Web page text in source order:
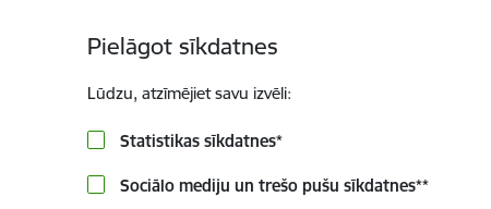
Pielāgot sīkdatnes
Lūdzu, atzīmējiet savu izvēli:
Statistikas sīkdatnes*
Sociālo mediju un trešo pušu sīkdatnes**